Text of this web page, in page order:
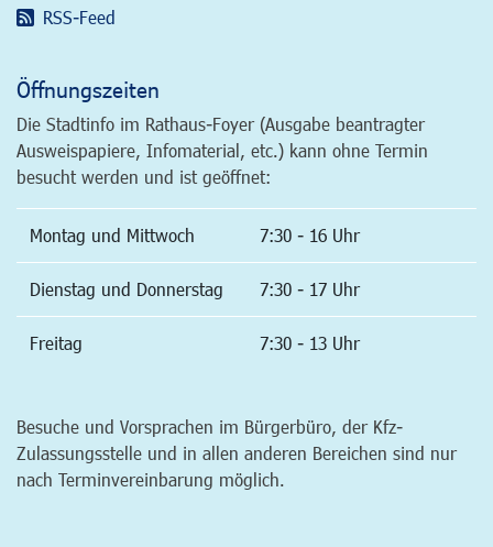
RSS-Feed
Öffnungszeiten
Die Stadtinfo im Rathaus-Foyer (Ausgabe beantragter
Ausweispapiere, Infomaterial, etc.) kann ohne Termin
besucht werden und ist geöffnet:
Montag und Mittwoch 7:30 - 16 Uhr
Dienstag und Donnerstag 7:30 - 17 Uhr
Freitag 7:30 - 13 Uhr
Besuche und Vorsprachen im Bürgerbüro, der Kfz-
Zulassungsstelle und in allen anderen Bereichen sind nur
nach Terminvereinbarung möglich.